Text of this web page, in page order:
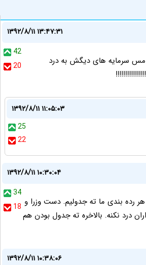
۱۳۹۲/۸/۱۱ ۱۳:۴۷:۳۱
42
20
مس سرمایه های دیگش به درد
۱۳۹۲/۸/۱۱ ۱۱:۰۵:۰۳
25
22
۱۳۹۲/۸/۱۱ ۱۰:۳۰:۰۴
34
18 رده بندی ما ته جدولیم. دست وزرا و
درد نکنه. بالاخره ته جدول بودن هم
۱۳۹۲/۸/۱۱ ۱۰:۳۸:۰۶